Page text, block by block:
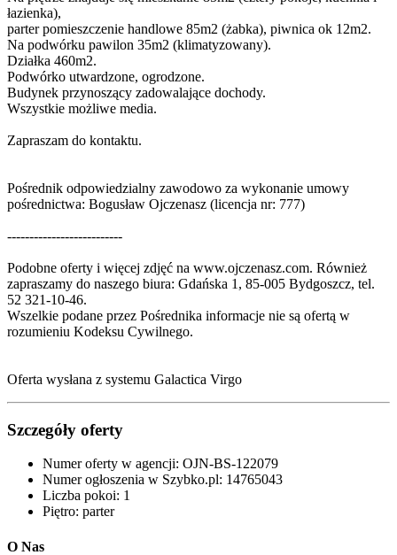
łazienka),
parter pomieszczenie handlowe 85m2 (żabka), piwnica ok 12m2.
Na podwórku pawilon 35m2 (klimatyzowany).
Działka 460m2.
Podwórko utwardzone, ogrodzone.
Budynek przynoszący zadowalające dochody.
Wszystkie możliwe media.
Zapraszam do kontaktu.
Pośrednik odpowiedzialny zawodowo za wykonanie umowy
pośrednictwa: Bogusław Ojczenasz (licencja nr: 777)
--------------------------
Podobne oferty i więcej zdjęć na www.ojczenasz.com. Również
zapraszamy do naszego biura: Gdańska 1, 85-005 Bydgoszcz‎, tel.
52 321-10-46.
Wszelkie podane przez Pośrednika informacje nie są ofertą w
rozumieniu Kodeksu Cywilnego.
Oferta wysłana z systemu Galactica Virgo
Szczegóły oferty
Numer oferty w agencji: OJN-BS-122079
Numer ogłoszenia w Szybko.pl: 14765043
Liczba pokoi: 1
Piętro: parter
O Nas